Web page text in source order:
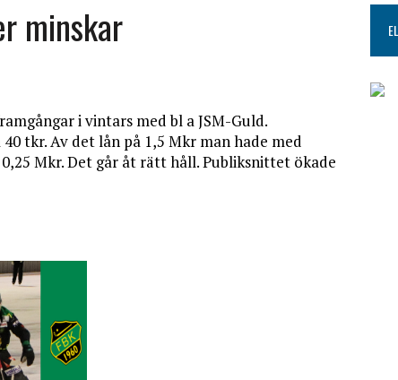
minskar
i vintars med bl a JSM-Guld.
tkr. Av det lån på 1,5 Mkr man hade med
Mkr. Det går åt rätt håll. Publiksnittet ökade